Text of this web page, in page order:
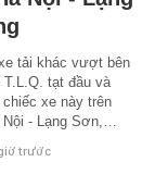
tải khác vượt bên
tạt đầu và
xe này trên
Nội - Lạng Sơn,…
trước